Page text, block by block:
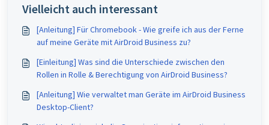
Vielleicht auch interessant
[Anleitung] Für Chromebook - Wie greife ich aus der Ferne
auf meine Geräte mit AirDroid Business zu?
[Einleitung] Was sind die Unterschiede zwischen den
Rollen in Rolle & Berechtigung von AirDroid Business?
[Anleitung] Wie verwaltet man Geräte im AirDroid Business
Desktop-Client?